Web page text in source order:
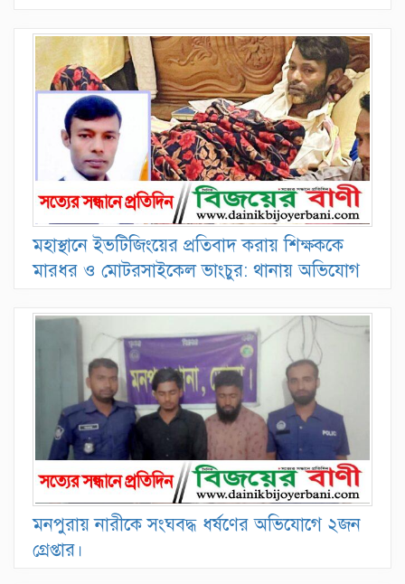
মহাস্থানে ইভটিজিংয়ের প্রতিবাদ করায় শিক্ষককে
মারধর ও মোটরসাইকেল ভাংচুর: থানায় অভিযোগ
মনপুরায় নারীকে সংঘবদ্ধ ধর্ষণের অভিযোগে ২জন
গ্রেপ্তার।